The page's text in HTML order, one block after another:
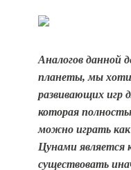
Аналогов данной
планеты, мы
развивающих игр
которая
можно играть
Цунами является
существовать